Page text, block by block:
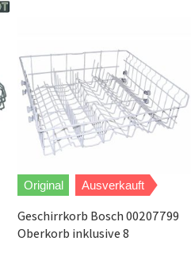
Original Ausverkauft
Geschirrkorb Bosch 00207799
Oberkorb inklusive 8